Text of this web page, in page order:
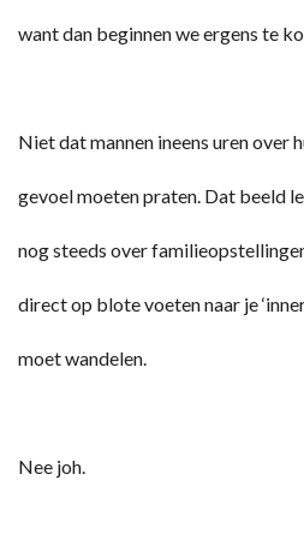
want dan beginnen we ergens te
Niet dat mannen ineens uren over
gevoel moeten praten. Dat beeld
nog steeds over
direct op blote voeten naar je
moet wandelen.
Nee joh.